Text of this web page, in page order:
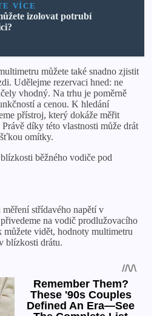
VÍCE
izolovat potrubí
můžete také snadno zjistit
Udělejme rezervaci hned: ne
vhodný. Na trhu je poměrně
a cenou. K hledání
přístroj, který dokáže měřit
díky této vlastnosti může drát
omítky.
běžného vodiče pod
střídavého napětí v
na vodič prodlužovacího
vidět, hodnoty multimetru
blízkosti drátu.